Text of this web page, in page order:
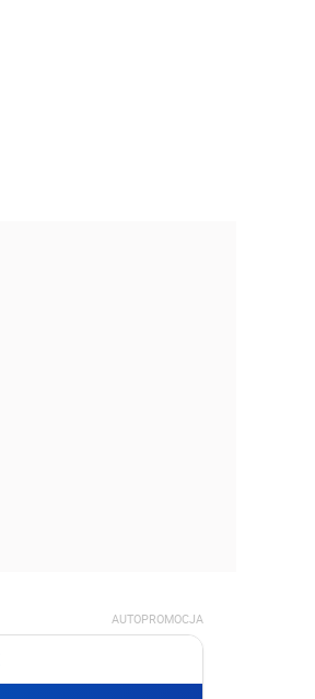
AUTOPROMOCJA